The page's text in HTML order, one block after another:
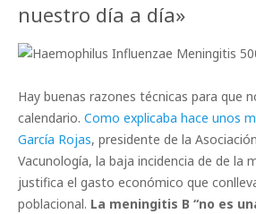
nuestro día a día»
Hay buenas razones técnicas para que
calendario. Como explicaba hace unos
García Rojas, presidente de la
Vacunología, la baja incidencia de de la
justifica el gasto económico que
poblacional. La meningitis B “no es